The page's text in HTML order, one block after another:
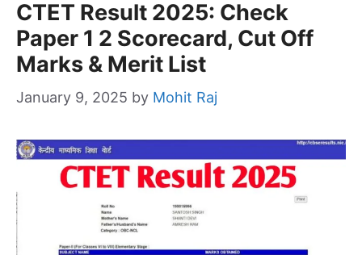
CTET Result 2025: Check
Paper 1 2 Scorecard, Cut Off
Marks & Merit List
January 9, 2025 by Mohit Raj